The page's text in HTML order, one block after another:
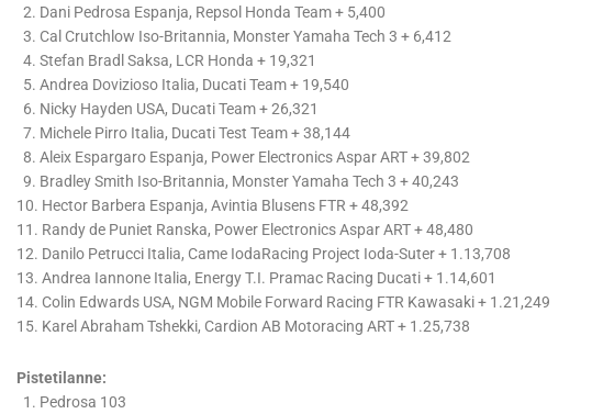
2. Dani Pedrosa Espanja, Repsol Honda Team + 5,400
3. Cal Crutchlow Iso-Britannia, Monster Yamaha Tech 3 + 6,412
4. Stefan Bradl Saksa, LCR Honda + 19,321
5. Andrea Dovizioso Italia, Ducati Team + 19,540
6. Nicky Hayden USA, Ducati Team + 26,321
7. Michele Pirro Italia, Ducati Test Team + 38,144
8. Aleix Espargaro Espanja, Power Electronics Aspar ART + 39,802
9. Bradley Smith Iso-Britannia, Monster Yamaha Tech 3 + 40,243
10. Hector Barbera Espanja, Avintia Blusens FTR + 48,392
11. Randy de Puniet Ranska, Power Electronics Aspar ART + 48,480
12. Danilo Petrucci Italia, Came IodaRacing Project Ioda-Suter + 1.13,708
13. Andrea Iannone Italia, Energy T.I. Pramac Racing Ducati + 1.14,601
14. Colin Edwards USA, NGM Mobile Forward Racing FTR Kawasaki + 1.21,249
15. Karel Abraham Tshekki, Cardion AB Motoracing ART + 1.25,738
Pistetilanne:
1. Pedrosa 103